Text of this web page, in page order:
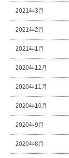
2021年3月
2021年2月
2021年1月
2020年12月
2020年11月
2020年10月
2020年9月
2020年8月